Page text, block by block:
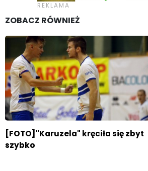
ZOBACZ RÓWNIEŻ
[FOTO]"Karuzela" kręciła się zbyt
szybko